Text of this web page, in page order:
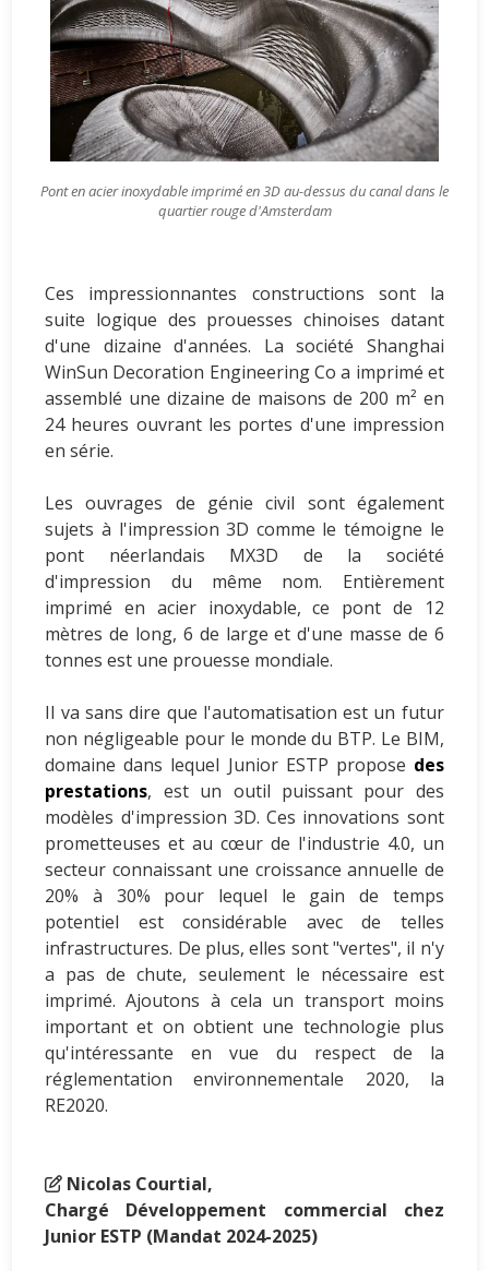
Pont en acier inoxydable imprimé en 3D au-dessus du canal dans le
quartier rouge d'Amsterdam
Ces impressionnantes constructions sont la
suite logique des prouesses chinoises datant
d'une dizaine d'années. La société Shanghai
WinSun Decoration Engineering Co a imprimé et
assemblé une dizaine de maisons de 200 m² en
24 heures ouvrant les portes d'une impression
en série.
Les ouvrages de génie civil sont également
sujets à l'impression 3D comme le témoigne le
pont néerlandais MX3D de la société
d'impression du même nom. Entièrement
imprimé en acier inoxydable, ce pont de 12
mètres de long, 6 de large et d'une masse de 6
tonnes est une prouesse mondiale.
Il va sans dire que l'automatisation est un futur
non négligeable pour le monde du BTP. Le BIM,
domaine dans lequel Junior ESTP propose des
prestations, est un outil puissant pour des
modèles d'impression 3D. Ces innovations sont
prometteuses et au cœur de l'industrie 4.0, un
secteur connaissant une croissance annuelle de
20% à 30% pour lequel le gain de temps
potentiel est considérable avec de telles
infrastructures. De plus, elles sont "vertes", il n'y
a pas de chute, seulement le nécessaire est
imprimé. Ajoutons à cela un transport moins
important et on obtient une technologie plus
qu'intéressante en vue du respect de la
réglementation environnementale 2020, la
RE2020.
Nicolas Courtial,
Chargé Développement commercial chez
Junior ESTP (Mandat 2024-2025)